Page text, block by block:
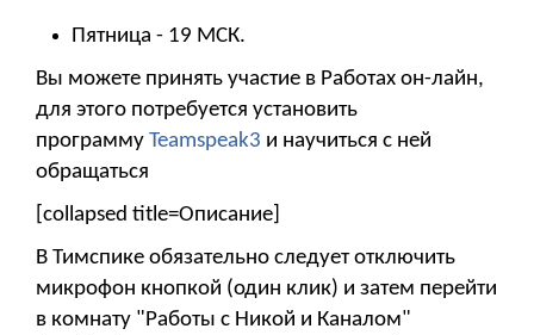
Пятница - 19 МСК.
Вы можете принять участие в Работах он-лайн,
для этого потребуется установить
программу Teamspeak3 и научиться с ней
обращаться
[collapsed title=Описание]
В Тимспике обязательно следует отключить
микрофон кнопкой (один клик) и затем перейти
в комнату "Работы с Никой и Каналом"